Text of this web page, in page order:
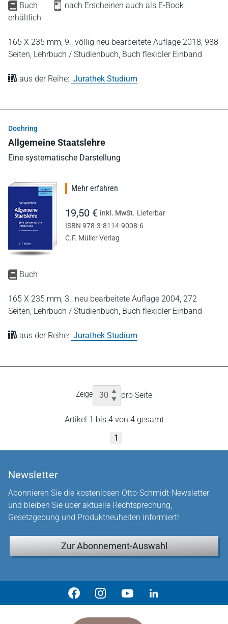
Buch
nach Erscheinen auch als E-Book
erhältlich
165 X 235 mm, 9., völlig neu bearbeitete Auflage 2018, 988
Seiten, Lehrbuch / Studienbuch, Buch flexibler Einband
aus der Reihe: Jurathek Studium
Doehring
Allgemeine Staatslehre
Eine systematische Darstellung
Buch
165 X 235 mm, 3., neu bearbeitete Auflage 2004, 272
Seiten, Lehrbuch / Studienbuch, Buch flexibler Einband
aus der Reihe: Jurathek Studium
Mehr erfahren
19,50 € inkl. MwSt. Lieferbar
ISBN 978-3-8114-9008-6
C.F. Müller Verlag
Zeige pro Seite
Artikel 1 bis 4 von 4 gesamt
1
Newsletter
Abonnieren Sie die kostenlosen Otto-Schmidt-Newsletter
und bleiben Sie über aktuelle Rechtsprechung,
Gesetzgebung und Produktneuheiten informiert!
Zur Abonnement-Auswahl